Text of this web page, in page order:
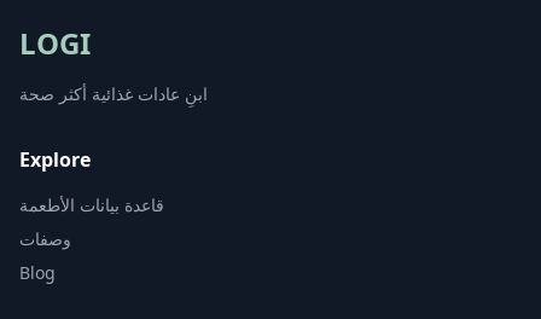
LOGI
ابنِ عادات غذائية أكثر صحة
Explore
قاعدة بيانات الأطعمة
وصفات
Blog